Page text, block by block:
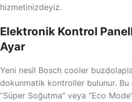
hizmetinizdeyiz.
Elektronik Kontrol
Ayar
Yeni nesil Bosch cooler
dokunmatik kontroller bulunur.
“Süper Soğutma” veya “Eco